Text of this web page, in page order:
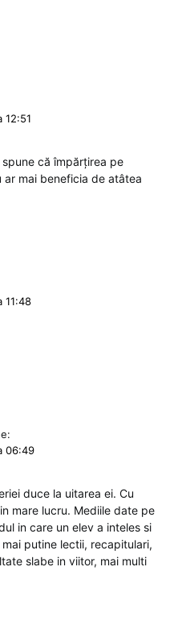
12:51
că împărțirea pe
ar mai beneficia de atâtea
11:48
06:49
duce la uitarea ei. Cu
mare lucru. Mediile date pe
in care un elev a inteles si
putine lectii, recapitulari,
slabe in viitor, mai multi